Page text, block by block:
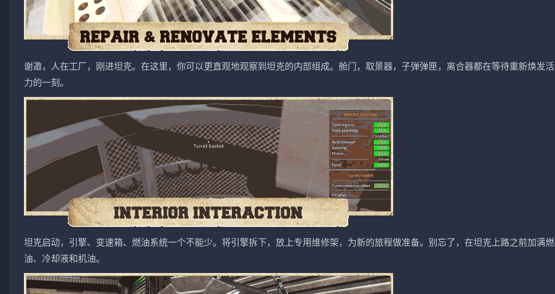
谢邀，人在工厂，刚进坦克。在这里，你可以更直观地观察到坦克的内部组成。舱门，取景器，子弹弹匣，离合器都在等待重新焕发活
力的一刻。
坦克启动，引擎、变速箱、燃油系统一个不能少。将引擎拆下，放上专用维修架，为新的旅程做准备。别忘了，在坦克上路之前加满燃
油、冷却液和机油。